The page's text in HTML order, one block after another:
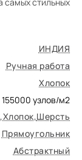
ИНДИЯ
Ручная работа
Хлопок
155000 узлов/м2
,Хлопок,Шерсть
Прямоугольник
Абстрактный